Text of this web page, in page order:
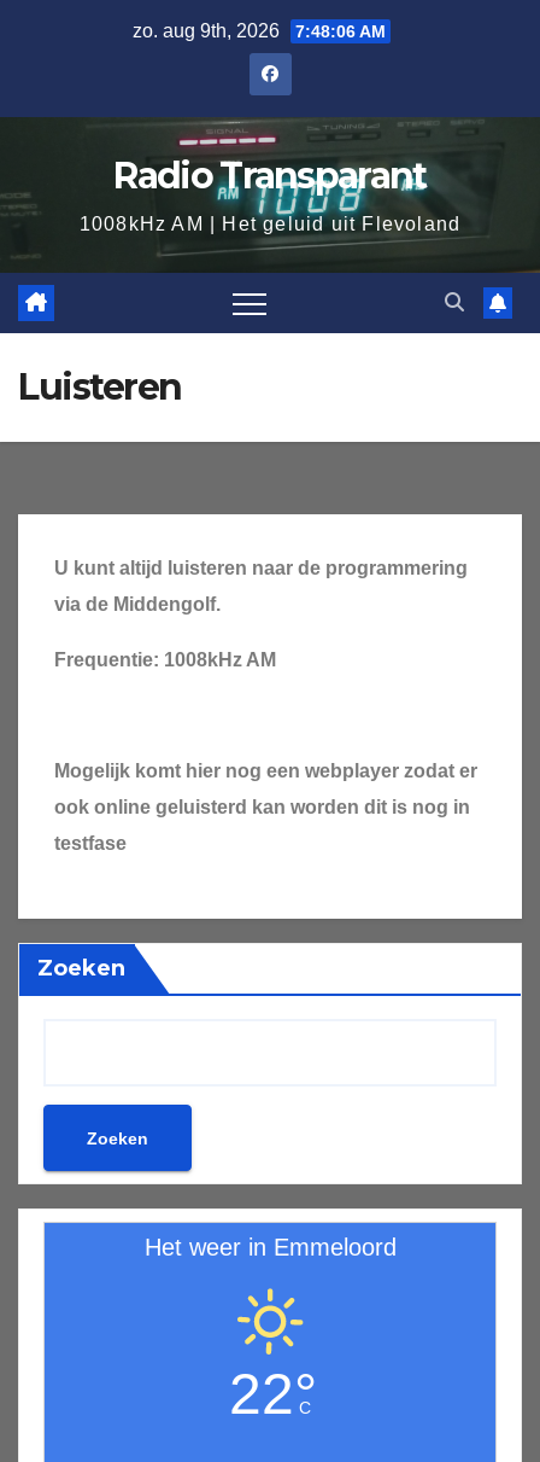
zo. aug 9th, 2026 7:48:06 AM
Radio Transparant
1008kHz AM | Het geluid uit Flevoland
Luisteren
U kunt altijd luisteren naar de programmering
via de Middengolf.
Frequentie: 1008kHz AM
Mogelijk komt hier nog een webplayer zodat er
ook online geluisterd kan worden dit is nog in
testfase
Zoeken
Zoeken
Het weer in Emmeloord
22°
C